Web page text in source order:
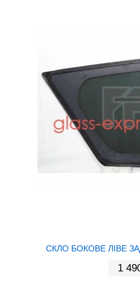
СКЛО БОКОВЕ ЛІВЕ
1